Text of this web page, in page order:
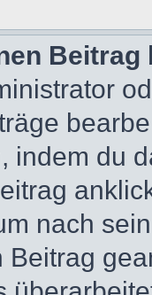
indem du
nach
Beitrag